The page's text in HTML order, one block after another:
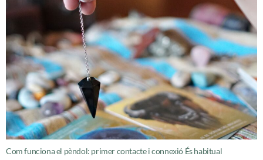
Com funciona el pèndol: primer contacte i connexió És habitual